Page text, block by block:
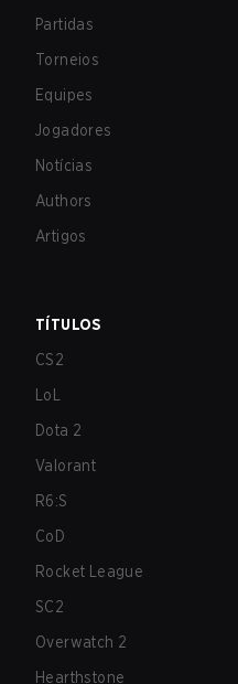
Partidas
Torneios
Equipes
Jogadores
Notícias
Authors
Artigos
TÍTULOS
CS2
LoL
Dota 2
Valorant
R6:S
CoD
Rocket League
SC2
Overwatch 2
Hearthstone